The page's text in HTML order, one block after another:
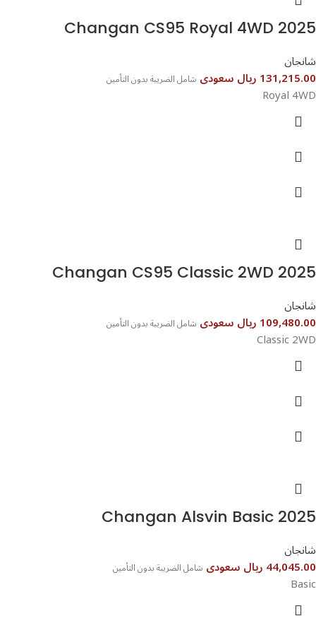
شانجان
131,215.00 ريال سعودى شامل الضريبة بدون التأمين
Royal 4WD
Changan CS95 Classic 2WD 2025
شانجان
109,480.00 ريال سعودى شامل الضريبة بدون التأمين
Classic 2WD
Changan Alsvin Basic 2025
شانجان
44,045.00 ريال سعودى شامل الضريبة بدون التأمين
Basic